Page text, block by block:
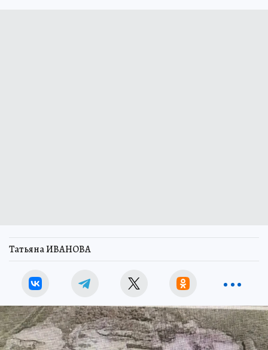
Татьяна ИВАНОВА